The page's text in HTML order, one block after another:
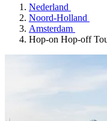
Nederland
Noord-Holland
Amsterdam
Hop-on Hop-off